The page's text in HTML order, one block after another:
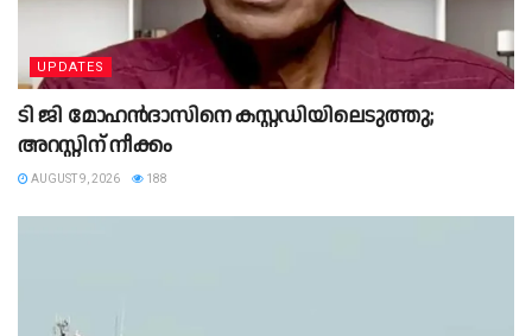
UPDATES
ടി ജി മോഹന്‍ദാസിനെ കസ്റ്റഡിയിലെടുത്തു;
അറസ്റ്റിന് നീക്കം
AUGUST 9, 2026 188